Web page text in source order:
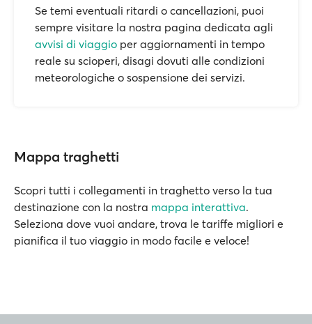
Se temi eventuali ritardi o cancellazioni, puoi
sempre visitare la nostra pagina dedicata agli
avvisi di viaggio per aggiornamenti in tempo
reale su scioperi, disagi dovuti alle condizioni
meteorologiche o sospensione dei servizi.
Mappa traghetti
Scopri tutti i collegamenti in traghetto verso la tua
destinazione con la nostra mappa interattiva.
Seleziona dove vuoi andare, trova le tariffe migliori e
pianifica il tuo viaggio in modo facile e veloce!